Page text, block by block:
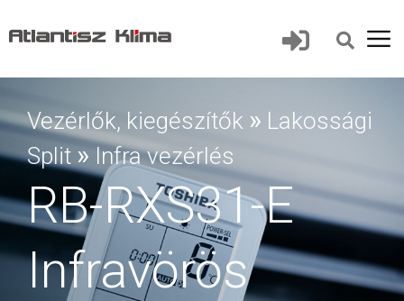
Vezérlők, kiegészítők » Lakossági
Split » Infra vezérlés
RB-RXS31-E
Infravörös